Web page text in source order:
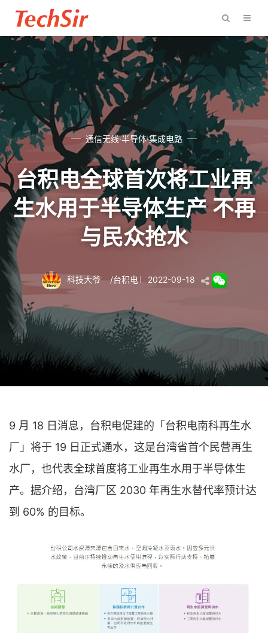
通信无线·半导体·集成电路
台积电全球首次将工业再
生水用于半导体生产 不再
与民众抢水
科技大爷 /台积电 2022-09-18
9 月 18 日消息，台积电促建的「台积电南科再生水
厂」将于 19 日正式通水，这是台湾省首个民营再生
水厂，也代表全球首度将工业再生水用于半导体生
产。据介绍，台湾厂区 2030 年再生水替代率预计达
到 60% 的目标。